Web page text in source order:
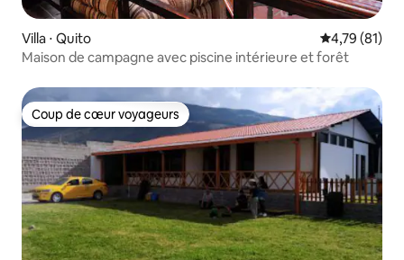
Villa ⋅ Quito Évaluation
4,79 (81)
Maison de campagne avec piscine intérieure et forêt
Coup de cœur voyageurs
Coup de cœur voyageurs